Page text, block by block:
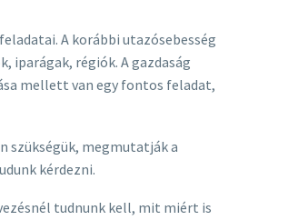
A korábbi utazósebesség
iparágak, régiók. A gazdaság
mellett van egy fontos feladat,
szükségük, megmutatják a
kérdezni.
tudnunk kell, mit miért is